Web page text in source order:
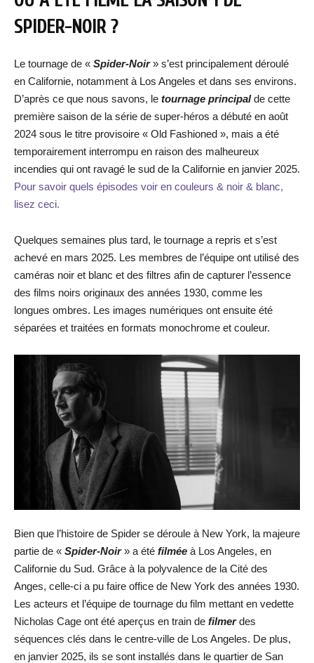
SPIDER-NOIR ?
Le tournage de « Spider-Noir» s’est principalement déroulé
en Californie, notamment à Los Angeles et dans ses environs.
D’après ce que nous savons, le tournage principalde cette
première saison de la série de super-héros a débuté en août
2024 sous le titre provisoire « Old Fashioned », mais a été
temporairement interrompu en raison des malheureux
incendies qui ont ravagé le sud de la Californie en janvier 2025.
Pour savoir quels épisodes voir en couleurs & noir & blanc,
lisez ceci.
Quelques semaines plus tard, le tournage a repris et s’est
achevé en mars 2025. Les membres de l’équipe ont utilisé des
caméras noir et blanc et des filtres afin de capturer l’essence
des films noirs originaux des années 1930, comme les
longues ombres. Les images numériques ont ensuite été
séparées et traitées en formats monochrome et couleur.
Bien que l’histoire de Spider se déroule à New York, la majeure
partie de « Spider-Noir» a été filmée à Los Angeles, en
Californie du Sud. Grâce à la polyvalence de la Cité des
Anges, celle-ci a pu faire office de New York des années 1930.
Les acteurs et l’équipe de tournage du film mettant en vedette
Nicholas Cage ont été aperçus en train de filmerdes
séquences clés dans le centre-ville de Los Angeles. De plus,
en janvier 2025, ils se sont installés dans le quartier de San